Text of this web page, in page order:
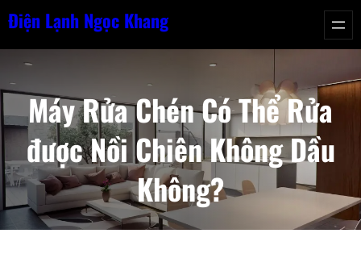
Chuyển
nội
Điện Lạnh Ngọc Khang
Máy Rửa Chén Có Thể Rửa
được Nồi Chiên Không Dầu
Không?